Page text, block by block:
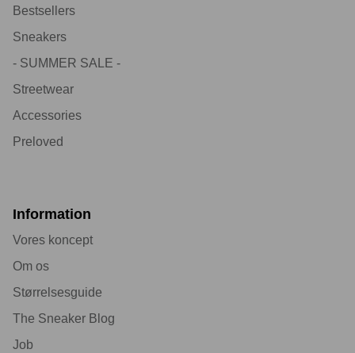
Bestsellers
Sneakers
- SUMMER SALE -
Streetwear
Accessories
Preloved
Information
Vores koncept
Om os
Størrelsesguide
The Sneaker Blog
Job